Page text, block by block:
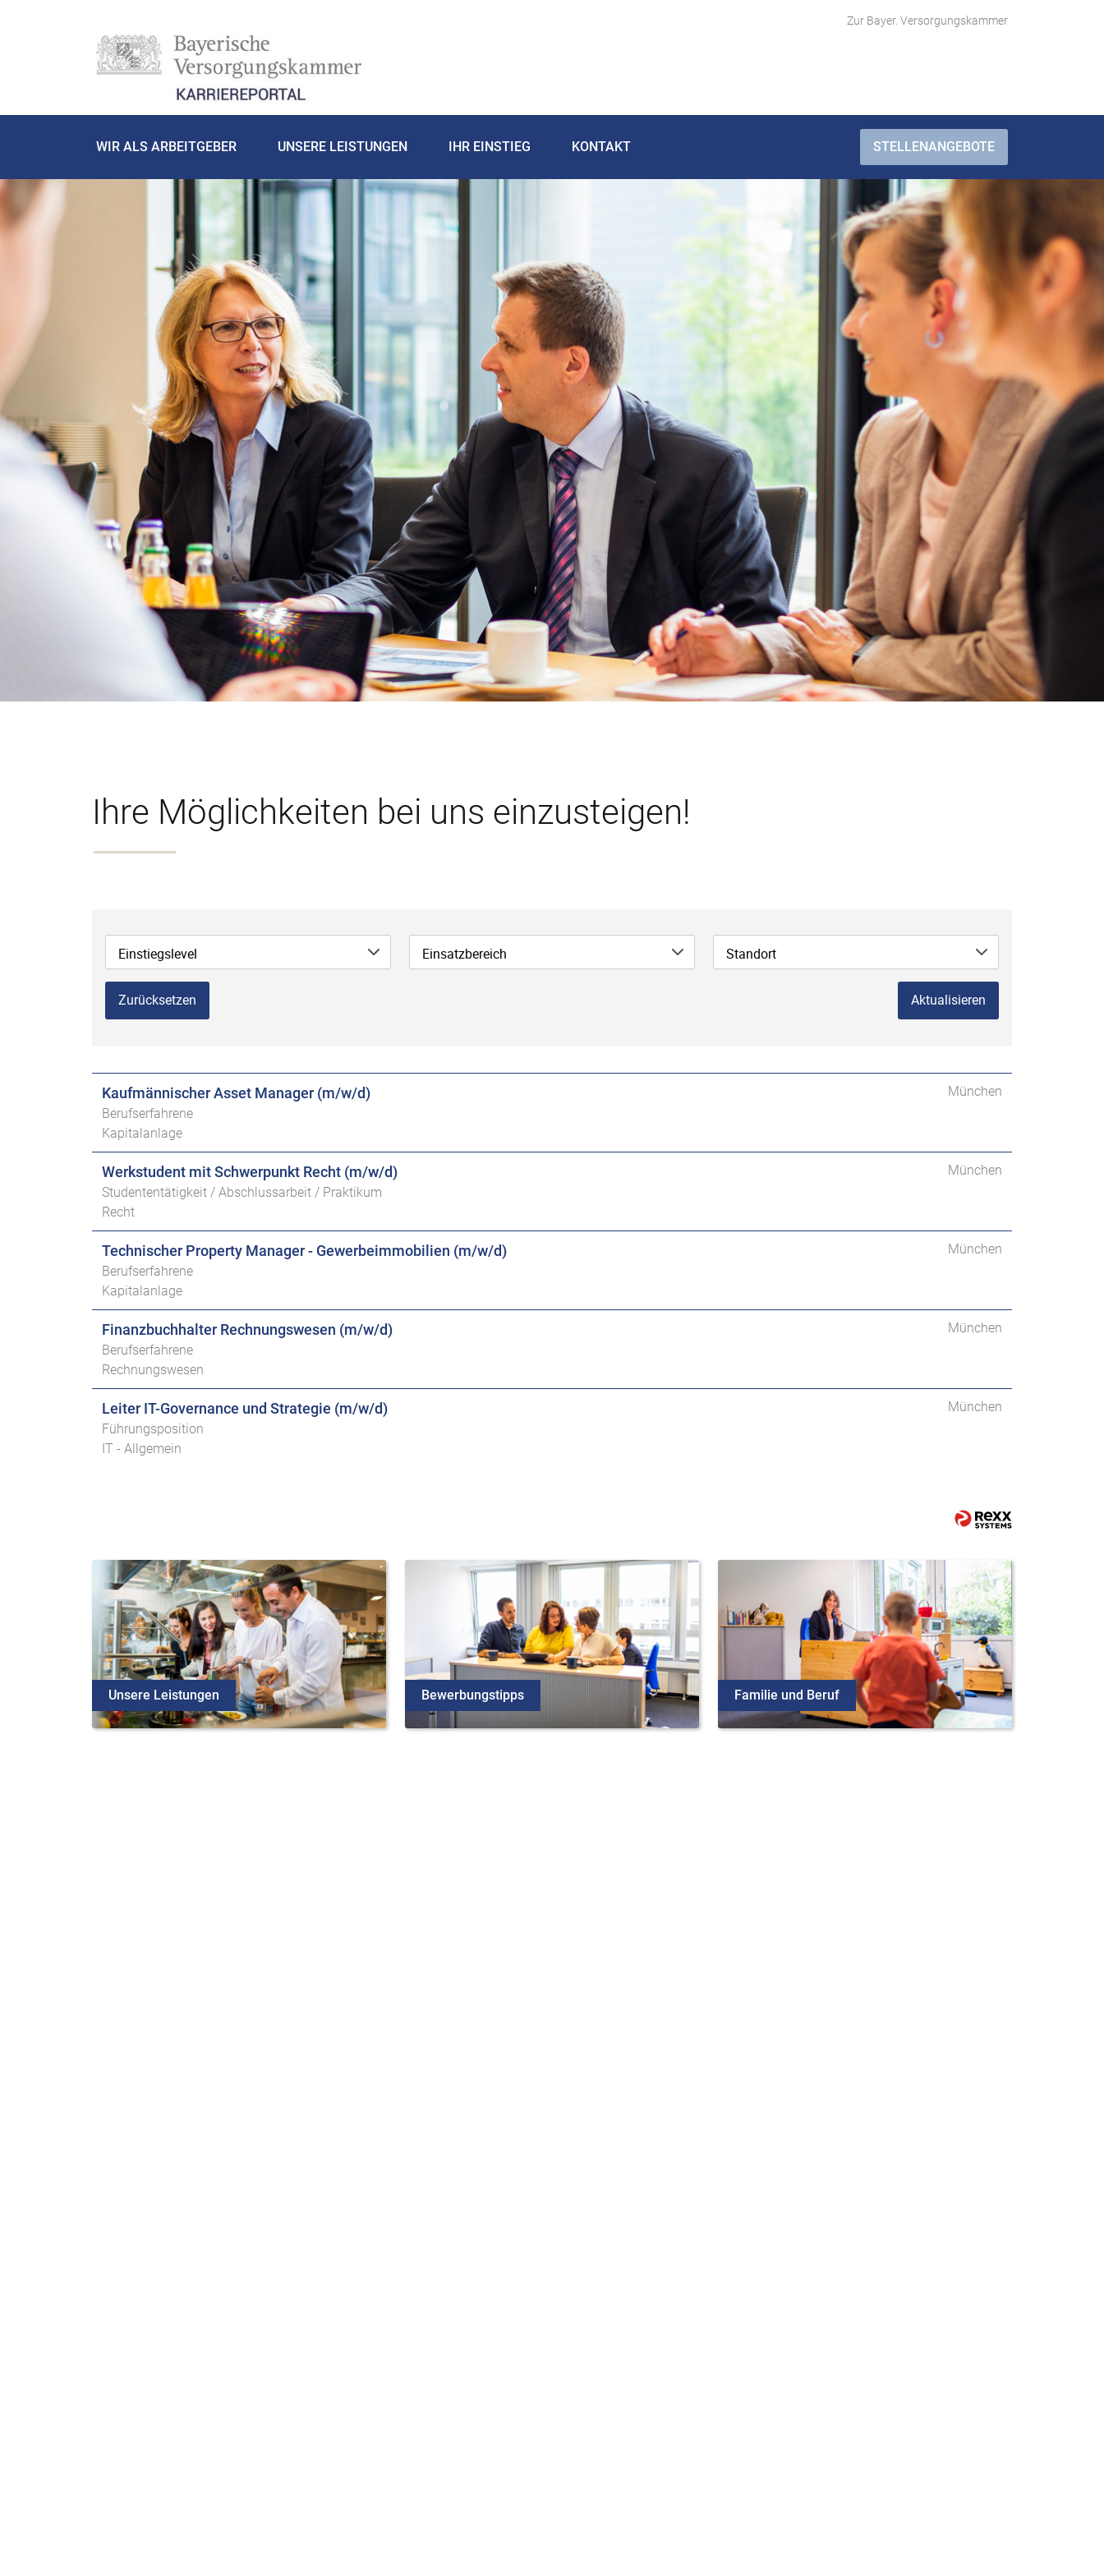
Zur Bayer. Versorgungskammer
WIR ALS ARBEITGEBER UNSERE LEISTUNGEN IHR EINSTIEG KONTAKT STELLENANGEBOTE
Ihre Möglichkeiten bei uns einzusteigen!
Einstiegslevel Einsatzbereich Standort
Zurücksetzen Aktualisieren
Kaufmännischer Asset Manager (m/w/d)
Berufserfahrene
Kapitalanlage
München
Werkstudent mit Schwerpunkt Recht (m/w/d)
Studententätigkeit / Abschlussarbeit / Praktikum
Recht
München
Technischer Property Manager - Gewerbeimmobilien (m/w/d)
Berufserfahrene
Kapitalanlage
München
Finanzbuchhalter Rechnungswesen (m/w/d)
Berufserfahrene
Rechnungswesen
München
Leiter IT-Governance und Strategie (m/w/d)
Führungsposition
IT - Allgemein
München
Unsere Leistungen Bewerbungstipps Familie und Beruf